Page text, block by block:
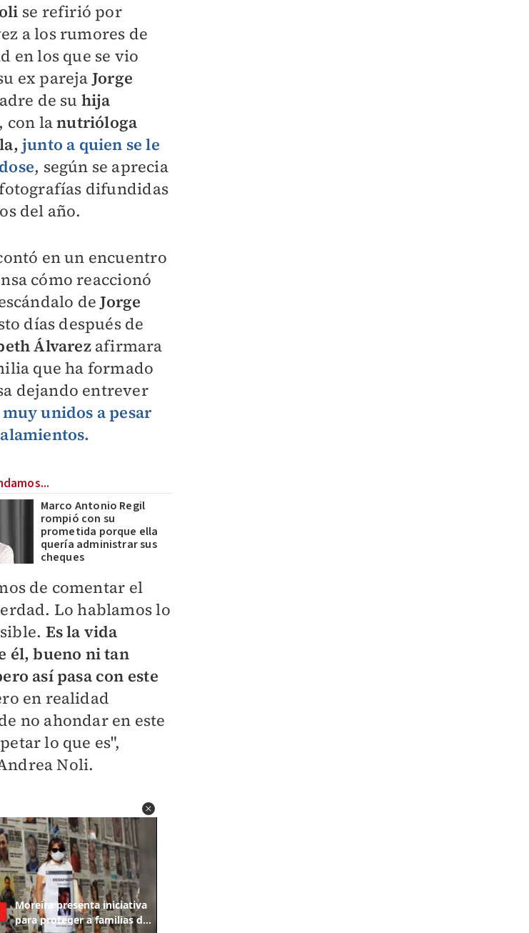
se refirió por
a los rumores de
en los que se vio
ex parejaJorge
de su hija
, con lanutrióloga
junto a quien se le
, según se aprecia
difundidas
del año.
en un encuentro
cómo reaccionó
deJorge
días después de
Álvarez afirmara
que ha formado
dejando entrever
unidos a pesar
Marco Antonio Regil
rompió con su
prometida porque ella
quería administrar sus
cheques
de comentar el
Lo hablamos lo
Es la vida
él, bueno ni tan
así pasa con este
en realidad
no ahondar en este
lo que es",
Noli.